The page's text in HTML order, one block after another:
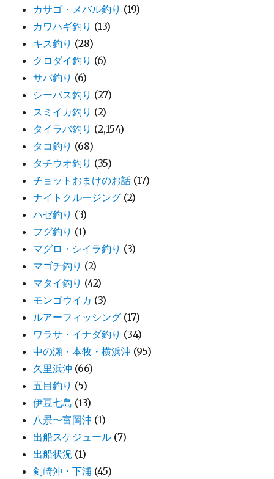
カサゴ・メバル釣り (19)
カワハギ釣り (13)
キス釣り (28)
クロダイ釣り (6)
サバ釣り (6)
シーバス釣り (27)
スミイカ釣り (2)
タイラバ釣り (2,154)
タコ釣り (68)
タチウオ釣り (35)
チョットおまけのお話 (17)
ナイトクルージング (2)
ハゼ釣り (3)
フグ釣り (1)
マグロ・シイラ釣り (3)
マゴチ釣り (2)
マタイ釣り (42)
モンゴウイカ (3)
ルアーフィッシング (17)
ワラサ・イナダ釣り (34)
中の瀬・本牧・横浜沖 (95)
久里浜沖 (66)
五目釣り (5)
伊豆七島 (13)
八景〜富岡沖 (1)
出船スケジュール (7)
出船状況 (1)
剣崎沖・下浦 (45)